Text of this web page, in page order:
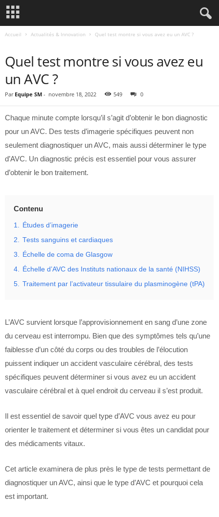
Accueil Actualités & Innovation Quel test montre si vous avez eu un AVC ?
Quel test montre si vous avez eu
un AVC ?
Par Equipe SM - novembre 18, 2022 549 0
Chaque minute compte lorsqu’il s’agit d’obtenir le bon diagnostic
pour un AVC. Des tests d’imagerie spécifiques peuvent non
seulement diagnostiquer un AVC, mais aussi déterminer le type
d’AVC. Un diagnostic précis est essentiel pour vous assurer
d’obtenir le bon traitement.
Contenu
1. Études d’imagerie
2. Tests sanguins et cardiaques
3. Échelle de coma de Glasgow
4. Échelle d’AVC des Instituts nationaux de la santé (NIHSS)
5. Traitement par l’activateur tissulaire du plasminogène (tPA)
L’AVC survient lorsque l’approvisionnement en sang d’une zone
du cerveau est interrompu. Bien que des symptômes tels qu’une
faiblesse d’un côté du corps ou des troubles de l’élocution
puissent indiquer un accident vasculaire cérébral, des tests
spécifiques peuvent déterminer si vous avez eu un accident
vasculaire cérébral et à quel endroit du cerveau il s’est produit.
Il est essentiel de savoir quel type d’AVC vous avez eu pour
orienter le traitement et déterminer si vous êtes un candidat pour
des médicaments vitaux.
Cet article examinera de plus près le type de tests permettant de
diagnostiquer un AVC, ainsi que le type d’AVC et pourquoi cela
est important.